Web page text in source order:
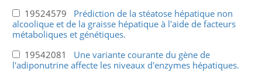
19524579 Prédiction de la stéatose hépatique non
alcoolique et de la graisse hépatique à l'aide de facteurs
métaboliques et génétiques.
19542081 Une variante courante du gène de
l'adiponutrine affecte les niveaux d'enzymes hépatiques.